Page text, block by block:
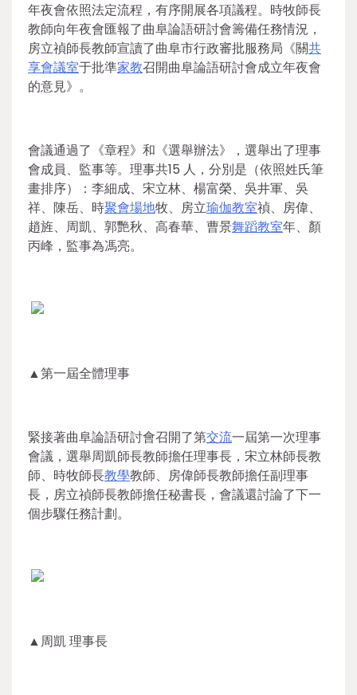
年夜會依照法定流程，有序開展各項議程。時牧師長
教師向年夜會匯報了曲阜論語研討會籌備任務情況，
房立禎師長教師宣讀了曲阜市行政審批服務局《關共
享會議室于批準家教召開曲阜論語研討會成立年夜會
的意見》。
會議通過了《章程》和《選舉辦法》，選舉出了理事
會成員、監事等。理事共15 人，分別是（依照姓氏筆
畫排序）：李細成、宋立林、楊富榮、吳井軍、吳
祥、陳岳、時聚會場地牧、房立瑜伽教室禎、房偉、
趙旌、周凱、郭艷秋、高春華、曹景舞蹈教室年、顏
丙峰，監事為馮亮。
▲第一屆全體理事
緊接著曲阜論語研討會召開了第交流一屆第一次理事
會議，選舉周凱師長教師擔任理事長，宋立林師長教
師、時牧師長教學教師、房偉師長教師擔任副理事
長，房立禎師長教師擔任秘書長，會議還討論了下一
個步驟任務計劃。
▲周凱 理事長